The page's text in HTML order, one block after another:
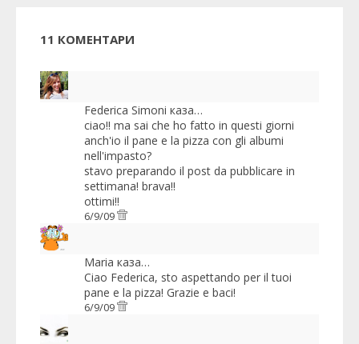
11 КОМЕНТАРИ
Federica Simoni каза…
ciao!! ma sai che ho fatto in questi giorni
anch'io il pane e la pizza con gli albumi
nell'impasto?
stavo preparando il post da pubblicare in
settimana! brava!!
ottimi!!
6/9/09
Maria каза…
Ciao Federica, sto aspettando per il tuoi
pane e la pizza! Grazie e baci!
6/9/09